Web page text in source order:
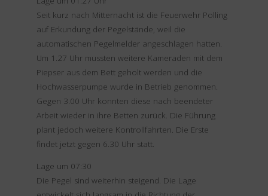
Seit kurz nach Mitternacht ist die Feuerwehr Polling
auf Erkundung der Pegelstände, weil die
automatischen Pegelmelder angeschlagen hatten.
Um 1.27 Uhr mussten weitere Kameraden mit dem
Piepser aus dem Bett geholt werden und die
Hochwasserpumpe wurde in Betrieb genommen.
Gegen 3.00 Uhr konnten diese nach beendeter
Arbeit wieder in ihre Betten zurück. Die Führung
plant jedoch weitere Kontrollfahrten. Die Erste
findet jetzt gegen 6.30 Uhr statt.
Lage um 07:30
Die Pegel sind weiterhin steigend. Die Lage